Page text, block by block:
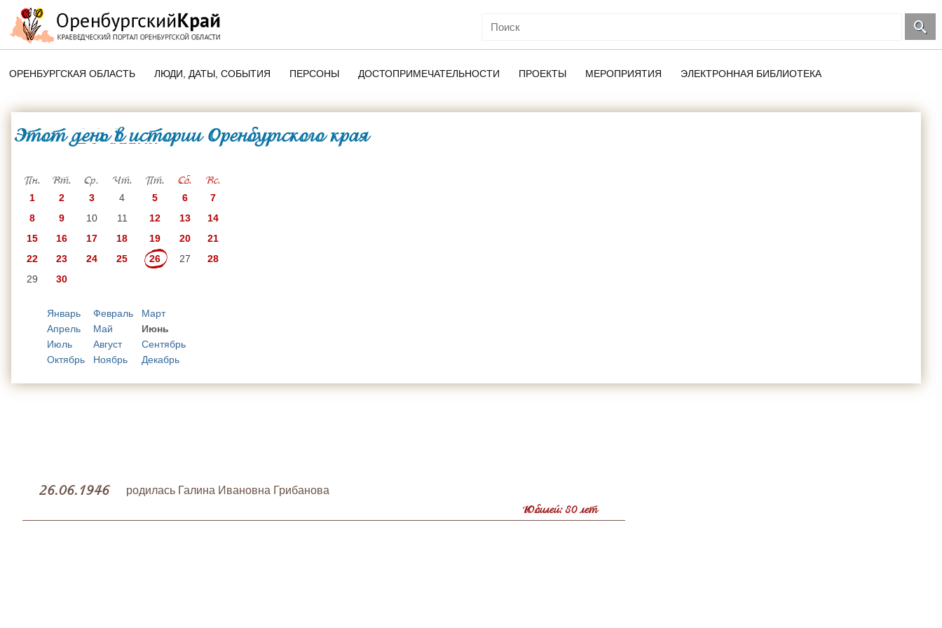
ОРЕНБУРГСКАЯ ОБЛАСТЬ ЛЮДИ, ДАТЫ, CОБЫТИЯ
ЭТОТ ДЕНЬ В ИСТОРИИ
ПАМЯТНЫЕ ДАТЫ ОРЕНБУРГСКОЙ
ПЕРСОНЫ ДОСТОПРИМЕЧАТЕЛЬНОСТИ ПРОЕКТЫ МЕРОПРИЯТИЯ ЭЛЕКТРОННАЯ БИБЛИОТЕКА
Этот день в истории Оренбургского края
26 Июня
Пн. Вт. Ср. Чт. Пт. Сб. Вс.
1 2 3 4 5 6
7
8
9 10 11 12 13
14
15
16 17 18 19 20
21
22
23 24 25 26 27
28
29
30
Январь Февраль
Март
Апрель
Май
Июнь
Июль
Август
Сентябрь
Октябрь
Ноябрь Декабрь
26.06.1946 родилась Галина Ивановна Грибанова
Юбилей: 80 лет